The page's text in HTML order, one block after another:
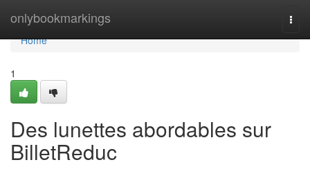
onlybookmarkings
Home
Home
1
Des lunettes abordables sur
BilletReduc